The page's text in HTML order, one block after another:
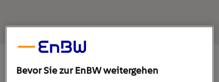
20. Juni 2022 1min
Bevor Sie zur EnBW weitergehen